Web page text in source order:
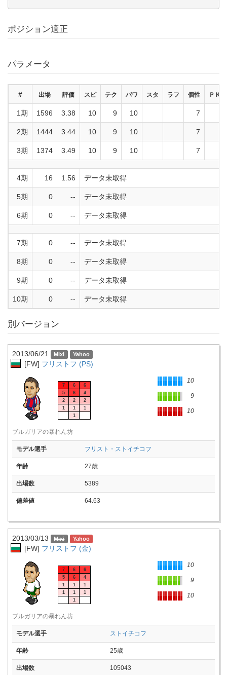
ポジション適正
パラメータ
# 出場 評価 スピ テク パワ スタ ラフ 個性 ＰＫ
1期 1596 3.38 10 9 10 7
2期 1444 3.44 10 9 10 7
3期 1374 3.49 10 9 10 7
4期 16 1.56 データ未取得
5期 0 -- データ未取得
6期 0 -- データ未取得
7期 0 -- データ未取得
8期 0 -- データ未取得
9期 0 -- データ未取得
10期 0 -- データ未取得
別バージョン
2013/06/21
[FW] フリストフ (PS)
7 6
6
5
6
4
2
2
2
1
1
1
1
10
9
10
ブルガリアの暴れん坊
モデル選手 フリスト・ストイチコフ
年齢 27歳
出場数 5389
偏差値 64.63
2013/03/13
[FW] フリストフ (金)
7 6
6
5
6
4
1
1
1
1
1
1
1
10
9
10
ブルガリアの暴れん坊
モデル選手 ストイチコフ
年齢 25歳
出場数 105043